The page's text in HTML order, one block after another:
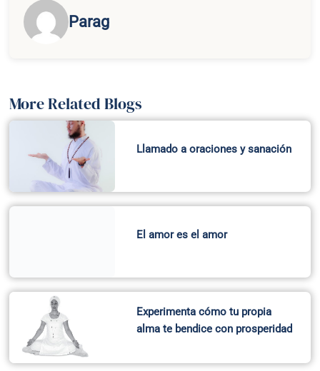
Parag
More Related Blogs
Llamado a oraciones y sanación
El amor es el amor
Experimenta cómo tu propia
alma te bendice con prosperidad